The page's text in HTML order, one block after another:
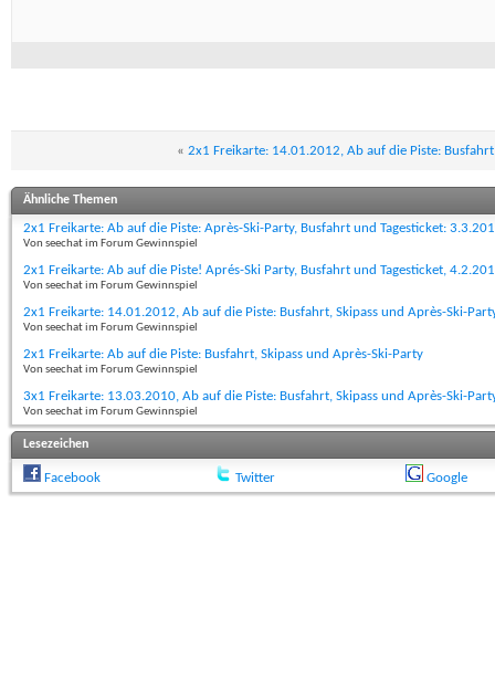
« 2x1 Freikarte: 14.01.2012, Ab auf die Piste:
Ähnliche Themen
2x1 Freikarte: Ab auf die Piste: Après-Ski-Party, Busfahrt und Tagesticket:
Von seechat im Forum Gewinnspiel
2x1 Freikarte: Ab auf die Piste! Aprés-Ski Party, Busfahrt und Tagesticket,
Von seechat im Forum Gewinnspiel
2x1 Freikarte: 14.01.2012, Ab auf die Piste: Busfahrt, Skipass und Après-Ski-
Von seechat im Forum Gewinnspiel
2x1 Freikarte: Ab auf die Piste: Busfahrt, Skipass und Après-Ski-Party
Von seechat im Forum Gewinnspiel
3x1 Freikarte: 13.03.2010, Ab auf die Piste: Busfahrt, Skipass und Après-Ski-
Von seechat im Forum Gewinnspiel
Lesezeichen
Facebook Twitter Google